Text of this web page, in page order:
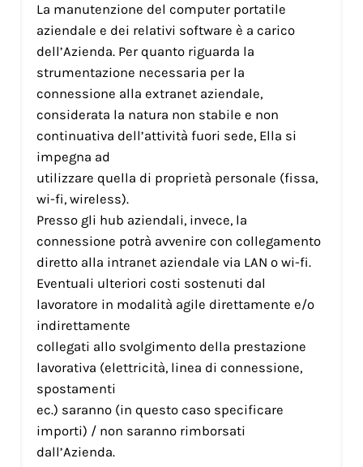
La manutenzione del computer portatile
aziendale e dei relativi software è a carico
dell’Azienda. Per quanto riguarda la
strumentazione necessaria per la
connessione alla extranet aziendale,
considerata la natura non stabile e non
continuativa dell’attività fuori sede, Ella si
impegna ad
utilizzare quella di proprietà personale (fissa,
wi-fi, wireless).
Presso gli hub aziendali, invece, la
connessione potrà avvenire con collegamento
diretto alla intranet aziendale via LAN o wi-fi.
Eventuali ulteriori costi sostenuti dal
lavoratore in modalità agile direttamente e/o
indirettamente
collegati allo svolgimento della prestazione
lavorativa (elettricità, linea di connessione,
spostamenti
ec.) saranno (in questo caso specificare
importi) / non saranno rimborsati
dall’Azienda.